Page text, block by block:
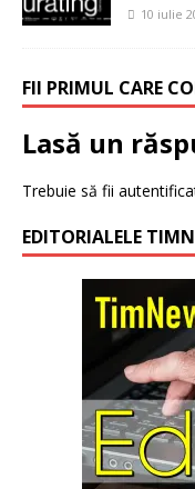
10 iulie
FII PRIMUL CARE
Lasă un
Trebuie să fii
EDITORIALELE